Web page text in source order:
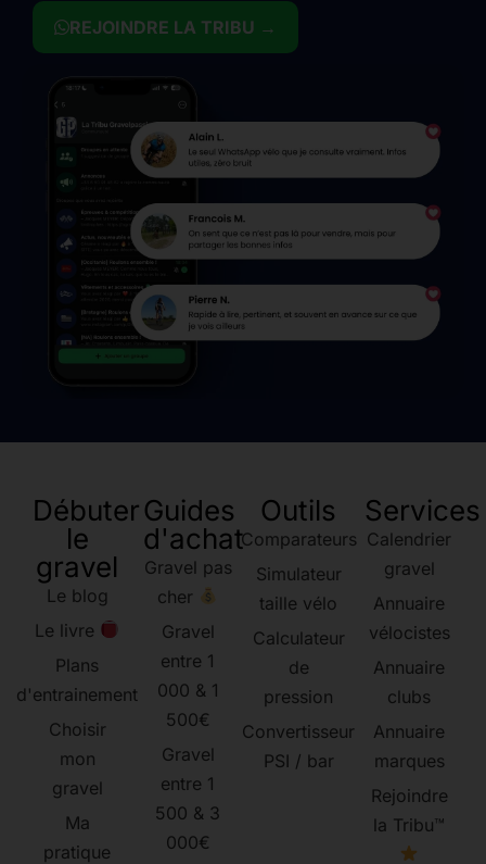
REJOINDRE LA TRIBU →
Débuter
le
gravel
Le blog
Le livre
Plans
d'entrainement
Choisir
mon
gravel
Ma
pratique
Guides
d'achat
Gravel pas
cher
Gravel
entre 1
000 & 1
500€
Gravel
entre 1
500 & 3
000€
Outils
Comparateurs
Simulateur
taille vélo
Calculateur
de
pression
Convertisseur
PSI / bar
Services
Calendrier
gravel
Annuaire
vélocistes
Annuaire
clubs
Annuaire
marques
Rejoindre
la Tribu™